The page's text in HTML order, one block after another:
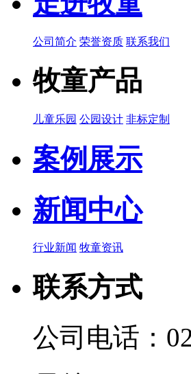
公司简介 荣誉资质 联系我们
牧童产品
儿童乐园 公园设计 非标定制
案例展示
新闻中心
行业新闻 牧童资讯
联系方式
公司电话：